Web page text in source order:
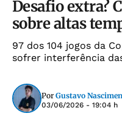
Desafio extra?
sobre altas
97 dos 104 jogos da
sofrer interferência
Por Gustavo
03/06/2026 - 19:04 h